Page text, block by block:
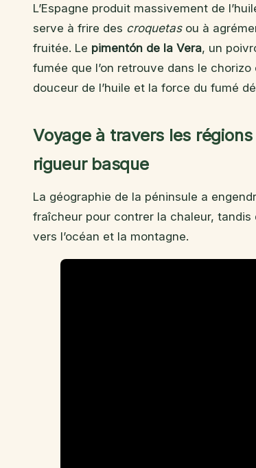
L’Espagne produit massivement de
serve à frire des croquetasou à
fruitée. Le pimentón de la Vera, un
fumée que l’on retrouve dans le
douceur de l’huile et la force du fumé
Voyage à travers les
rigueur basque
La géographie de la péninsule a
fraîcheur pour contrer la chaleur,
vers l’océan et la montagne.